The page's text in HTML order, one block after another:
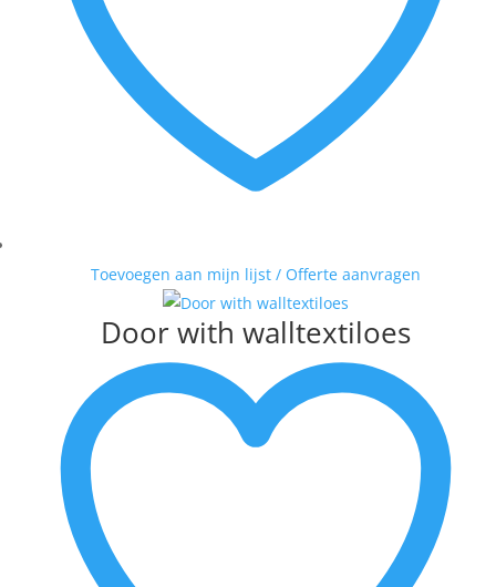
Toevoegen aan mijn lijst / Offerte aanvragen
Door with walltextiloes